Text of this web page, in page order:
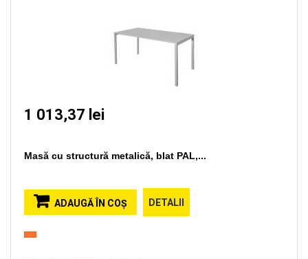
1 013,37 lei
Masă cu structură metalică, blat PAL,...
ADAUGĂ ÎN COŞ DETALII